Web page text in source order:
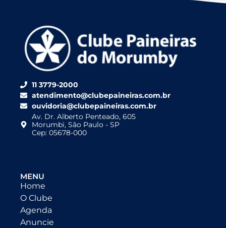
11 3779-2000
atendimento@clubepaineiras.com.br
ouvidoria@clubepaineiras.com.br
Av. Dr. Alberto Penteado, 605
Morumbi, São Paulo - SP
Cep: 05678-000
MENU
Home
O Clube
Agenda
Anuncie